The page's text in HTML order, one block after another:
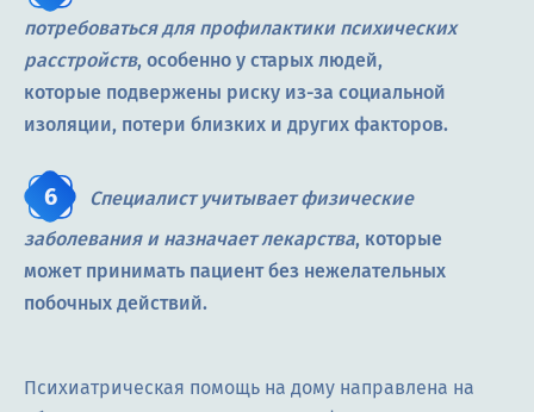
потребоваться для профилактики психических
расстройств, особенно у старых людей,
которые подвержены риску из-за социальной
изоляции, потери близких и других факторов.
Специалист учитывает физические
заболевания и назначает лекарства, которые
может принимать пациент без нежелательных
побочных действий.
Психиатрическая помощь на дому направлена на